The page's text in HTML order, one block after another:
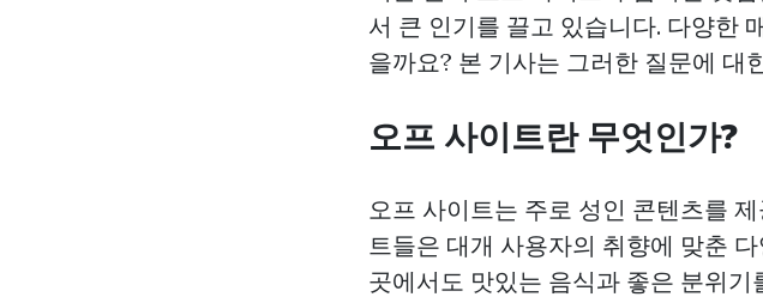
서 큰 인기를 끌고 있습니다. 다양한
을까요? 본 기사는 그러한 질문에 대
오프 사이트란 무엇인가?
오프 사이트는 주로 성인 콘텐츠를
트들은 대개 사용자의 취향에 맞춘
곳에서도 맛있는 음식과 좋은 분위